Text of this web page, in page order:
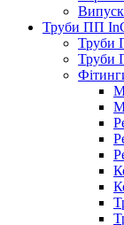
Труби ПП
Труби
Труби